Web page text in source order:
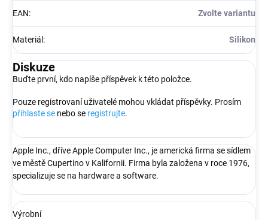
EAN: Zvolte variantu
Materiál : Silikon
Diskuze
Buďte první, kdo napíše příspěvek k této položce.
Pouze registrovaní uživatelé mohou vkládat příspěvky. Prosím
přihlaste se nebo se registrujte.
Apple Inc., dříve Apple Computer Inc., je americká firma se sídlem
ve městě Cupertino v Kalifornii. Firma byla založena v roce 1976,
specializuje se na hardware a software.
Výrobní